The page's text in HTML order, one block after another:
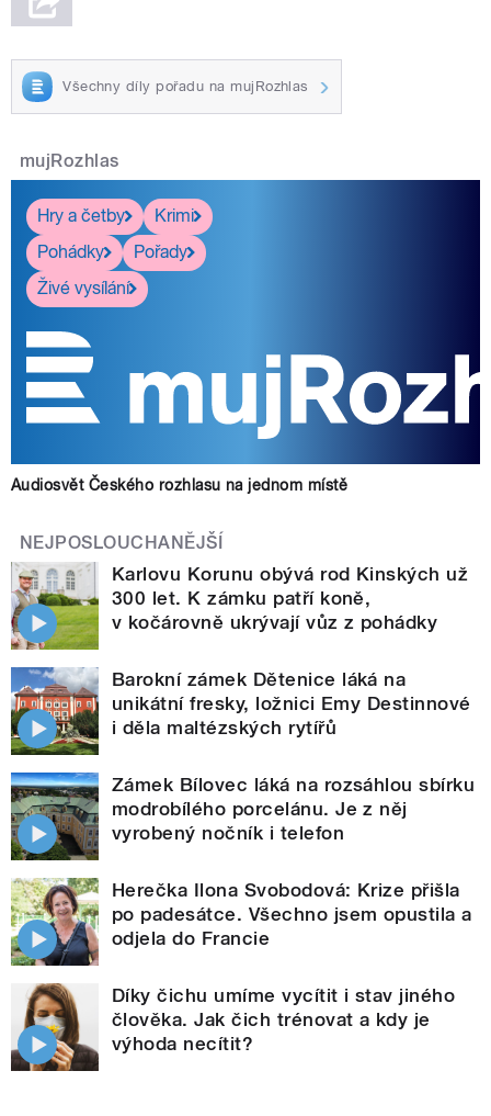
Všechny díly pořadu na mujRozhlas
mujRozhlas
Hry a četby
Krimi
Pohádky
Pořady
Živé vysílání
Audiosvět Českého rozhlasu na jednom místě
NEJPOSLOUCHANĚJŠÍ
Karlovu Korunu obývá rod Kinských už
300 let. K zámku patří koně,
v kočárovně ukrývají vůz z pohádky
Barokní zámek Dětenice láká na
unikátní fresky, ložnici Emy Destinnové
i děla maltézských rytířů
Zámek Bílovec láká na rozsáhlou sbírku
modrobílého porcelánu. Je z něj
vyrobený nočník i telefon
Herečka Ilona Svobodová: Krize přišla
po padesátce. Všechno jsem opustila a
odjela do Francie
Díky čichu umíme vycítit i stav jiného
člověka. Jak čich trénovat a kdy je
výhoda necítit?